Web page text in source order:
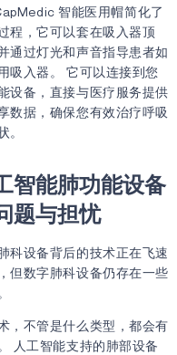
智能医用帽简化了
程，它可以套在吸入器顶
通过灯光和声音指导患者如
吸入器。 它可以连接到您
设备，直接与医疗服务提供
数据，确保您有效治疗呼吸
。
智能肺功能设备
题与担忧
科设备背后的技术正在飞速
但数字肺科设备仍存在一些
，不管是什么类型，都会有
人工智能支持的肺部设备